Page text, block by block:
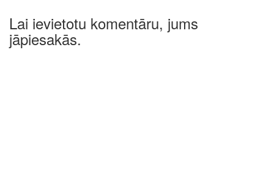
Lai ievietotu komentāru, jums
jāpiesakās.